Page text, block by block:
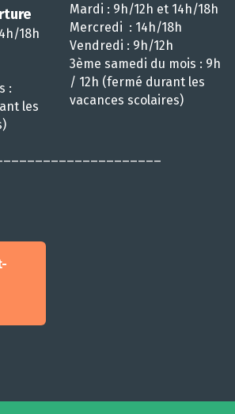
18h
:
les
Mardi : 9h/12h et 14h/18h
Mercredi : 14h/18h
Vendredi : 9h/12h
3ème samedi du mois : 9h
/ 12h (fermé durant les
vacances scolaires)